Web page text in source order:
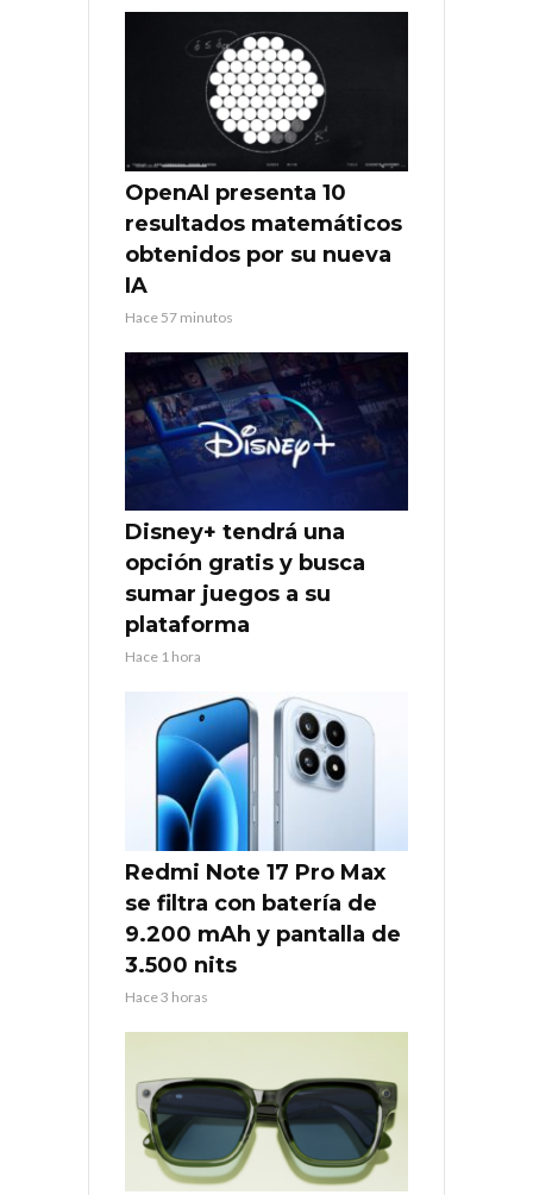
OpenAI presenta 10
resultados matemáticos
obtenidos por su nueva
IA
Hace 57 minutos
Disney+ tendrá una
opción gratis y busca
sumar juegos a su
plataforma
Hace 1 hora
Redmi Note 17 Pro Max
se filtra con batería de
9.200 mAh y pantalla de
3.500 nits
Hace 3 horas